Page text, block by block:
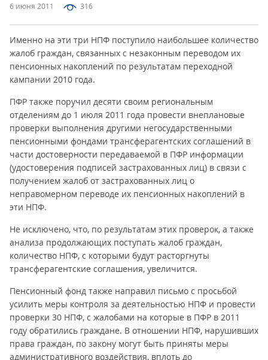
6 июня 2011 316
Именно на эти три НПФ поступило наибольшее количество
жалоб граждан, связанных с незаконным переводом их
пенсионных накоплений по результатам переходной
кампании 2010 года.
ПФР также поручил десяти своим региональным
отделениям до 1 июля 2011 года провести внеплановые
проверки выполнения другими негосударственными
пенсионными фондами трансферагентских соглашений в
части достоверности передаваемой в ПФР информации
(удостоверения подписей застрахованных лиц) в связи с
получением жалоб от застрахованных лиц о
неправомерном переводе их пенсионных накоплений в
эти НПФ.
Не исключено, что, по результатам этих проверок, а также
анализа продолжающих поступать жалоб граждан,
количество НПФ, с которыми будут расторгнуты
трансферагентские соглашения, увеличится.
Пенсионный фонд также направил письмо с просьбой
усилить меры контроля за деятельностью НПФ и провести
проверки 30 НПФ, с жалобами на которые в ПФР в 2011
году обратились граждане. В отношении НПФ, нарушивших
права граждан, по закону могут быть приняты меры
административного воздействия, вплоть до